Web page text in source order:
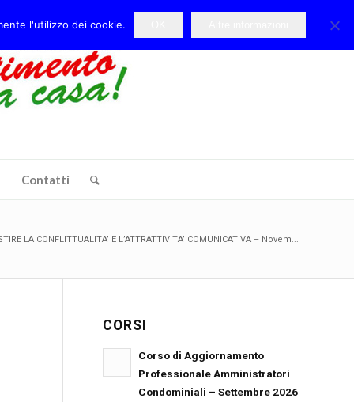
Contatti
LA CONFLITTUALITA’ E L’ATTRATTIVITA’ COMUNICATIVA – Novem...
CORSI
Corso di Aggiornamento
Professionale Amministratori
Condominiali – Settembre 2026
l'utilizzo dei cookie.